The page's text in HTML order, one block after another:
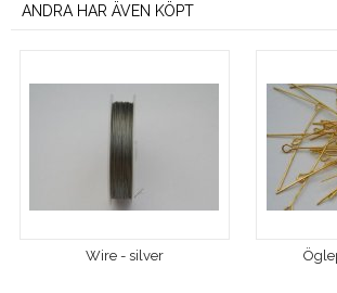
ANDRA HAR ÄVEN KÖPT
Wire - silver